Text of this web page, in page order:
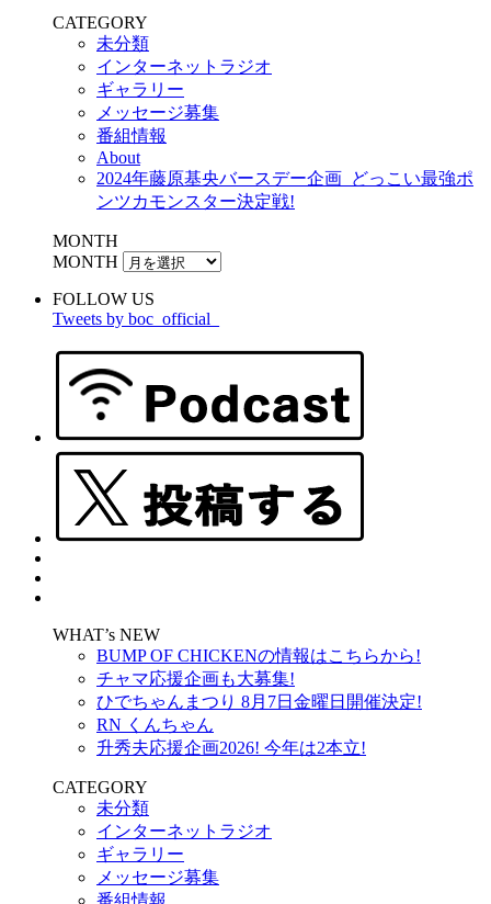
CATEGORY
未分類
インターネットラジオ
ギャラリー
メッセージ募集
番組情報
About
2024年藤原基央バースデー企画_どっこい最強ポ
ンツカモンスター決定戦!
MONTH
MONTH
FOLLOW US
Tweets by boc_official_
WHAT’s NEW
BUMP OF CHICKENの情報はこちらから!
チャマ応援企画も大募集!
ひでちゃんまつり 8月7日金曜日開催決定!
RN くんちゃん
升秀夫応援企画2026! 今年は2本立!
CATEGORY
未分類
インターネットラジオ
ギャラリー
メッセージ募集
番組情報